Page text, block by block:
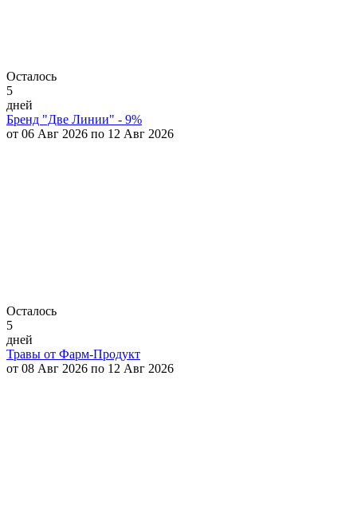
Осталось
5
дней
Бренд "Две Линии" - 9%
от 06 Авг 2026 по 12 Авг 2026
Осталось
5
дней
Травы от Фарм-Продукт
от 08 Авг 2026 по 12 Авг 2026